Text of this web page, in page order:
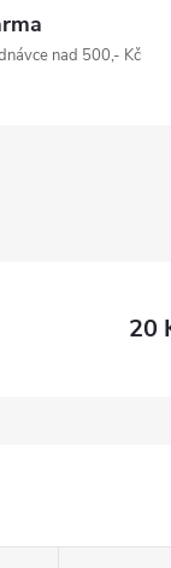
nad 500,- Kč
20